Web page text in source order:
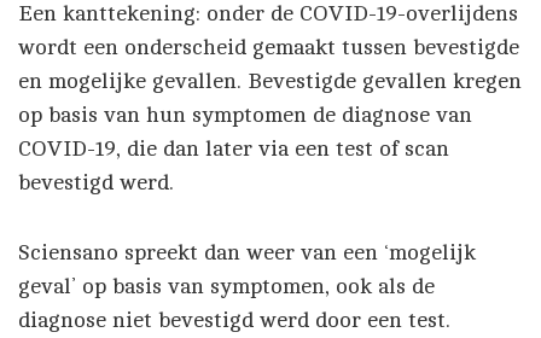
Een kanttekening: onder de COVID-19-overlijdens
wordt een onderscheid gemaakt tussen bevestigde
en mogelijke gevallen. Bevestigde gevallen kregen
op basis van hun symptomen de diagnose van
COVID-19, die dan later via een test of scan
bevestigd werd.
Sciensano spreekt dan weer van een ‘mogelijk
geval’ op basis van symptomen, ook als de
diagnose niet bevestigd werd door een test.